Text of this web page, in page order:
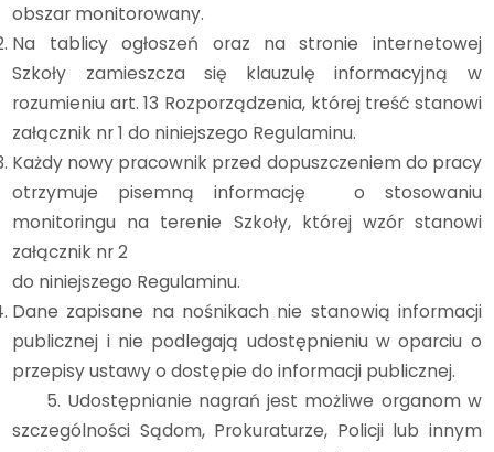
obszar monitorowany.
Na tablicy ogłoszeń oraz na stronie internetowej
Szkoły zamieszcza się klauzulę informacyjną w
rozumieniu art. 13 Rozporządzenia, której treść stanowi
załącznik nr 1 do niniejszego Regulaminu.
Każdy nowy pracownik przed dopuszczeniem do pracy
otrzymuje pisemną informację o stosowaniu
monitoringu na terenie Szkoły, której wzór stanowi
załącznik nr 2
do niniejszego Regulaminu.
Dane zapisane na nośnikach nie stanowią informacji
publicznej i nie podlegają udostępnieniu w oparciu o
przepisy ustawy o dostępie do informacji publicznej.
5. Udostępnianie nagrań jest możliwe organom w
szczególności Sądom, Prokuraturze, Policji lub innym